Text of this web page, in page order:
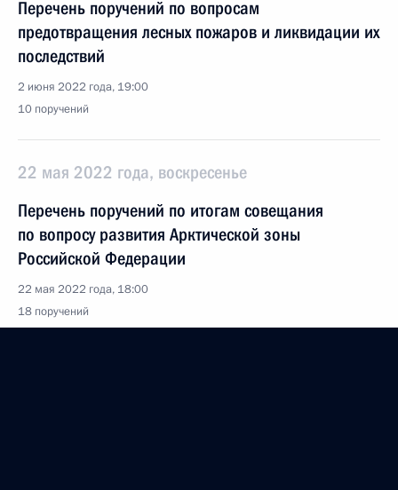
Перечень поручений по вопросам
предотвращения лесных пожаров и ликвидации их
последствий
2 июня 2022 года, 19:00
10 поручений
22 мая 2022 года, воскресенье
Перечень поручений по итогам совещания
по вопросу развития Арктической зоны
Российской Федерации
22 мая 2022 года, 18:00
18 поручений